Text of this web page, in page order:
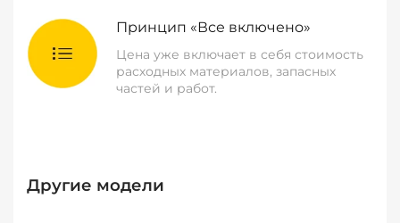
Принцип «Все включено»
Цена уже включает в себя стоимость
расходных материалов, запасных
частей и работ.
Другие модели